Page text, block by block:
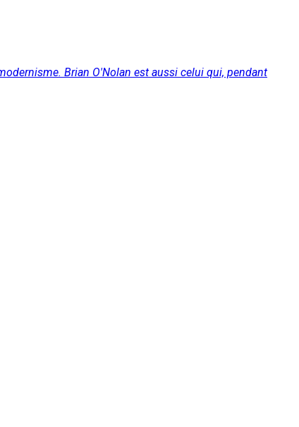
Brian O'Nolan est aussi celui qui, pendant